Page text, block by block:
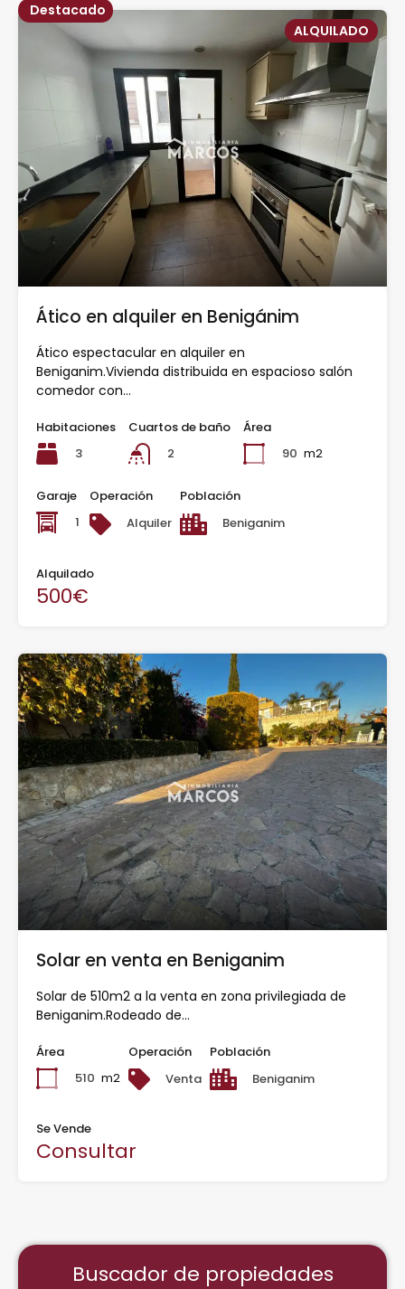
Destacado
ALQUILADO
Ático en alquiler en Benigánim
Ático espectacular en alquiler en
Beniganim.Vivienda distribuida en espacioso salón
comedor con…
Habitaciones
3
Cuartos de baño
2
Área
90 m2
Garaje
1
Operación
Alquiler
Población
Beniganim
Alquilado
500€
Solar en venta en Beniganim
Solar de 510m2 a la venta en zona privilegiada de
Beniganim.Rodeado de…
Área
510 m2
Operación
Venta
Población
Beniganim
Se Vende
Consultar
Buscador de propiedades